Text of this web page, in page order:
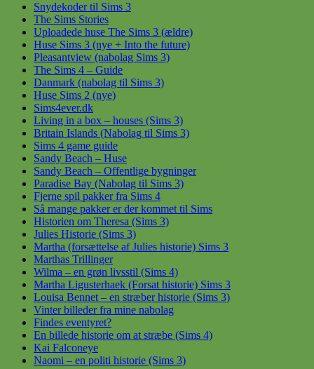
Snydekoder til Sims 3
The Sims Stories
Uploadede huse The Sims 3 (ældre)
Huse Sims 3 (nye + Into the future)
Pleasantview (nabolag Sims 3)
The Sims 4 – Guide
Danmark (nabolag til Sims 3)
Huse Sims 2 (nye)
Sims4ever.dk
Living in a box – houses (Sims 3)
Britain Islands (Nabolag til Sims 3)
Sims 4 game guide
Sandy Beach – Huse
Sandy Beach – Offentlige bygninger
Paradise Bay (Nabolag til Sims 3)
Fjerne spil pakker fra Sims 4
Så mange pakker er der kommet til Sims
Historien om Theresa (Sims 3)
Julies Historie (Sims 3)
Martha (forsættelse af Julies historie) Sims 3
Marthas Trillinger
Wilma – en grøn livsstil (Sims 4)
Martha Ligusterhaek (Forsat historie) Sims 3
Louisa Bennet – en stræber historie (Sims 3)
Vinter billeder fra mine nabolag
Findes eventyret?
En billede historie om at stræbe (Sims 4)
Kai Falconeye
Naomi – en politi historie (Sims 3)